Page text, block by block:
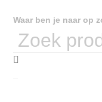
Waar ben je naar op